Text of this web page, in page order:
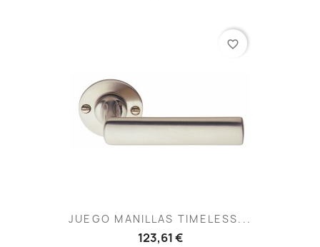
JUEGO MANILLAS TIMELESS...
123,61 €
favorite_border